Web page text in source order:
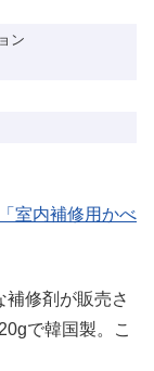
ン
「室内補修用かべ
修剤が販売さ
で韓国製。こ